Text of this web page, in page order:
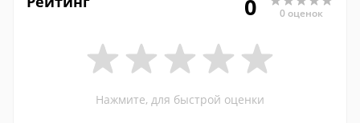
0 0 оценок
Нажмите, для быстрой оценки